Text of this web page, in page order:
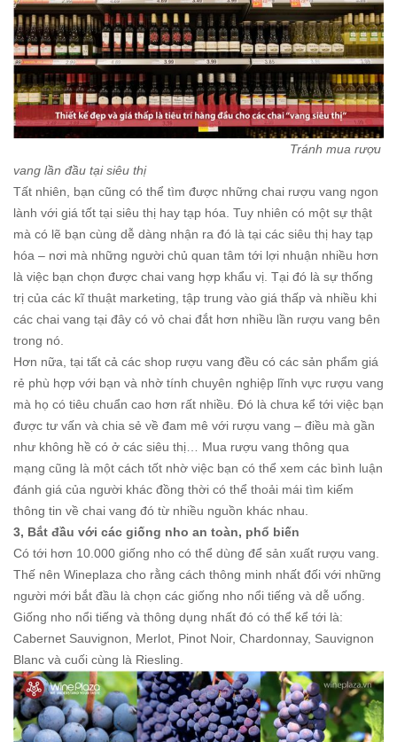
Tránh mua rượu
vang lần đầu tại siêu thị
Tất nhiên, bạn cũng có thể tìm được những chai rượu vang ngon
lành với giá tốt tại siêu thị hay tạp hóa. Tuy nhiên có một sự thật
mà có lẽ bạn cùng dễ dàng nhận ra đó là tại các siêu thị hay tạp
hóa – nơi mà những người chủ quan tâm tới lợi nhuận nhiều hơn
là việc bạn chọn được chai vang hợp khẩu vị. Tại đó là sự thống
trị của các kĩ thuật marketing, tập trung vào giá thấp và nhiều khi
các chai vang tại đây có vỏ chai đắt hơn nhiều lần rượu vang bên
trong nó.
Hơn nữa, tại tất cả các shop rượu vang đều có các sản phẩm giá
rẻ phù hợp với bạn và nhờ tính chuyên nghiệp lĩnh vực rượu vang
mà họ có tiêu chuẩn cao hơn rất nhiều. Đó là chưa kể tới việc bạn
được tư vấn và chia sẻ về đam mê với rượu vang – điều mà gần
như không hề có ở các siêu thị… Mua rượu vang thông qua
mạng cũng là một cách tốt nhờ việc bạn có thể xem các bình luận
đánh giá của người khác đồng thời có thể thoải mái tìm kiếm
thông tin về chai vang đó từ nhiều nguồn khác nhau.
3, Bắt đầu với các giống nho an toàn, phổ biến
Có tới hơn 10.000 giống nho có thể dùng để sản xuất rượu vang.
Thế nên Wineplaza cho rằng cách thông minh nhất đối với những
người mới bắt đầu là chọn các giống nho nổi tiếng và dễ uống.
Giống nho nổi tiếng và thông dụng nhất đó có thể kể tới là:
Cabernet Sauvignon, Merlot, Pinot Noir, Chardonnay, Sauvignon
Blanc và cuối cùng là Riesling.